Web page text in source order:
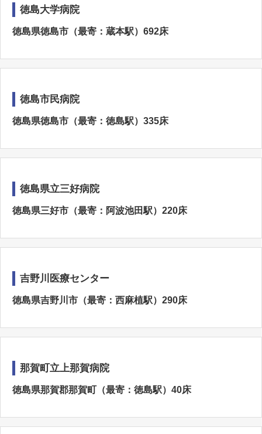
徳島大学病院
徳島県徳島市（最寄：蔵本駅）692床
徳島市民病院
徳島県徳島市（最寄：徳島駅）335床
徳島県立三好病院
徳島県三好市（最寄：阿波池田駅）220床
吉野川医療センター
徳島県吉野川市（最寄：西麻植駅）290床
那賀町立上那賀病院
徳島県那賀郡那賀町（最寄：徳島駅）40床